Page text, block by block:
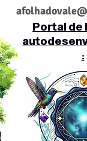
af
Portal de
: